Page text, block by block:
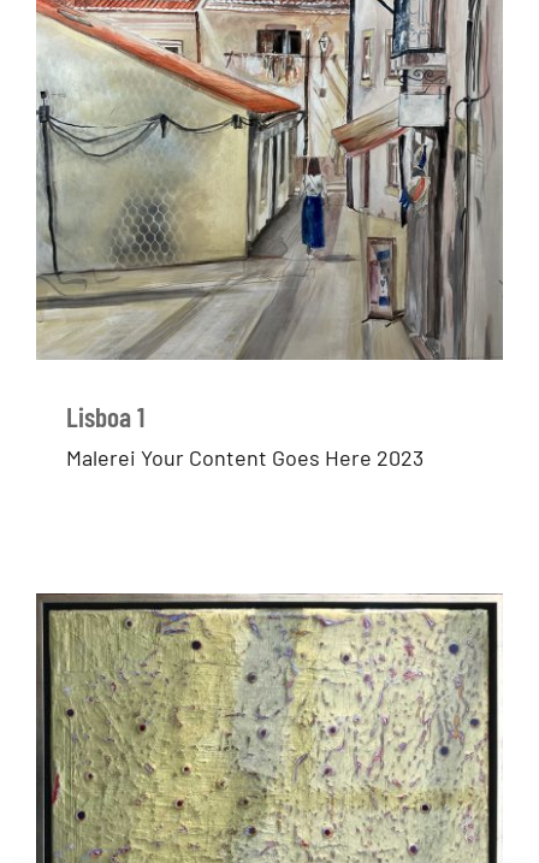
Lisboa 1
Malerei Your Content Goes Here 2023